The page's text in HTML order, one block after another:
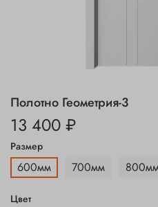
Полотно Геометрия-3
13 400 ₽
Размер
600мм 700мм
Цвет